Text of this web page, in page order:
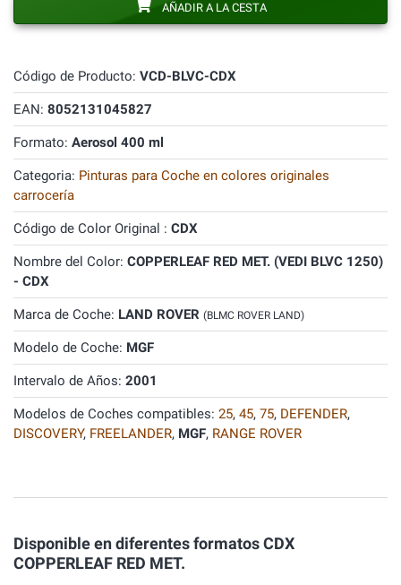
Código de Producto: VCD-BLVC-CDX
EAN: 8052131045827
Formato: Aerosol 400 ml
Categoria: Pinturas para Coche en colores originales
carrocería
Código de Color Original : CDX
Nombre del Color: COPPERLEAF RED MET. (VEDI BLVC 1250)
- CDX
Marca de Coche: LAND ROVER (BLMC ROVER LAND)
Modelo de Coche: MGF
Intervalo de Años: 2001
Modelos de Coches compatibles: 25, 45, 75, DEFENDER,
DISCOVERY, FREELANDER, MGF, RANGE ROVER
AÑADIR A LA CESTA
Disponible en diferentes formatos CDX
COPPERLEAF RED MET.